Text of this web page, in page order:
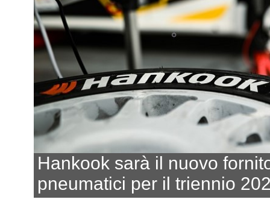
Hankook sarà il nuovo
pneumatici per il triennio